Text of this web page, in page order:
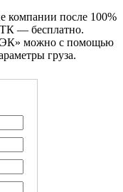
компании после 100%
ТК — бесплатно.
можно с помощью
груза.